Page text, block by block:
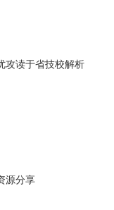
读于省技校解析
源分享